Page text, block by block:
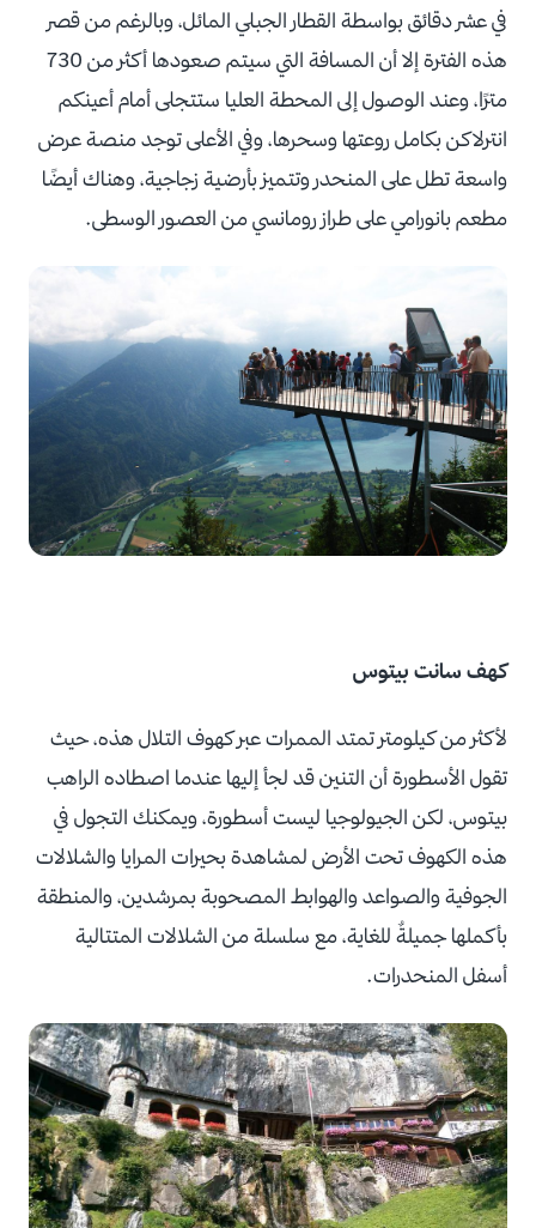
في عشر دقائق بواسطة القطار الجبلي المائل، وبالرغم من قصر
هذه الفترة إلا أن المسافة التي سيتم صعودها أكثر من 730
مترًا، وعند الوصول إلى المحطة العليا ستتجلى أمام أعينكم
انترلاكن بكامل روعتها وسحرها، وفي الأعلى توجد منصة عرض
واسعة تطل على المنحدر وتتميز بأرضية زجاجية، وهناك أيضًا
مطعم بانورامي على طراز رومانسي من العصور الوسطى.
كهف سانت بيتوس
لأكثر من كيلومتر تمتد الممرات عبر كهوف التلال هذه، حيث
تقول الأسطورة أن التنين قد لجأ إليها عندما اصطاده الراهب
بيتوس، لكن الجيولوجيا ليست أسطورة، ويمكنك التجول في
هذه الكهوف تحت الأرض لمشاهدة بحيرات المرايا والشلالات
الجوفية والصواعد والهوابط المصحوبة بمرشدين، والمنطقة
بأكملها جميلةٌ للغاية، مع سلسلة من الشلالات المتتالية
أسفل المنحدرات.